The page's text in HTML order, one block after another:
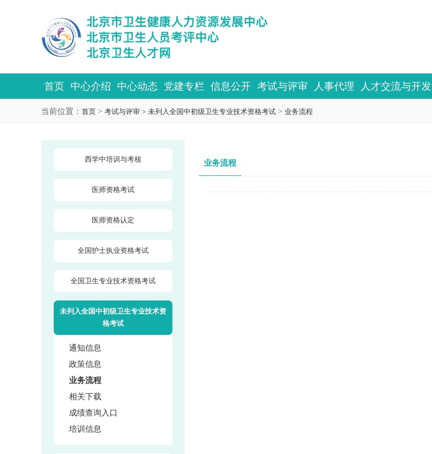
首页 中心介绍 中心动态 党建专栏 信息公开 考试与评审 人事代理 人才交流与开发
当前位置： 首页> 考试与评审 > 未列入全国中初级卫生专业技术资格考试> 业务流程
西学中培训与考核
医师资格考试
医师资格认定
全国护士执业资格考试
全国卫生专业技术资格考试
未列入全国中初级卫生专业技术资
格考试
通知信息
政策信息
业务流程
相关下载
成绩查询入口
培训信息
业务流程